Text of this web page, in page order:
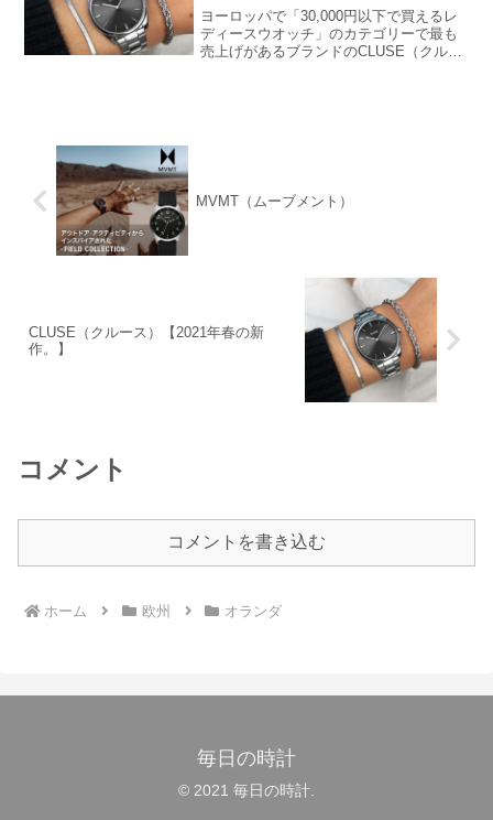
ヨーロッパで「30,000円以下で買えるレ
ディースウオッチ」のカテゴリーで最も
売上げがあるブランドのCLUSE（クルー
MVMT（ムーブメント）
CLUSE（クルース）【2021年春の新
作。】
コメント
コメントを書き込む
ホーム 欧州 オランダ
毎日の時計
© 2021 毎日の時計.